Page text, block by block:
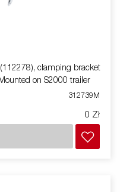
clamping bracket
on S2000 trailer
312739M
0 Zł